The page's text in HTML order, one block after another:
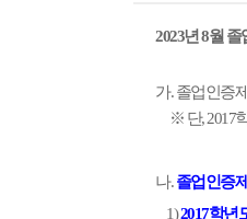
2023년 8월
가. 졸업인증
※ 단, 2017
나.졸업인증
1)2017학년